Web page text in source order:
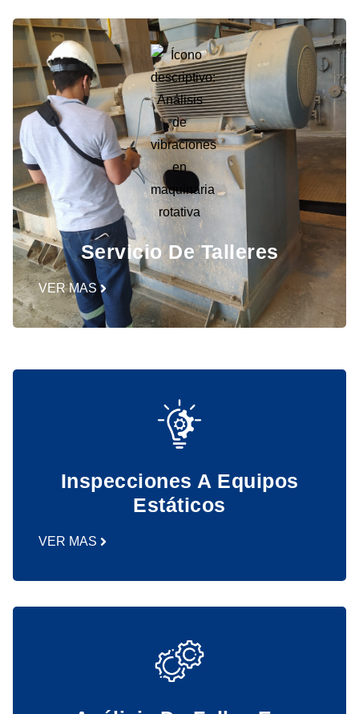
Servicio De Talleres
VER MAS
Inspecciones A Equipos
Estáticos
VER MAS